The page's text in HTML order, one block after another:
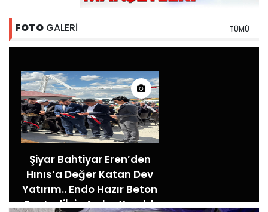
FOTO GALERİ TÜMÜ
Şiyar Bahtiyar Eren’den
Hınıs’a Değer Katan Dev
Yatırım.. Endo Hazır Beton
Santrali'nin Açılışı Yapıldı